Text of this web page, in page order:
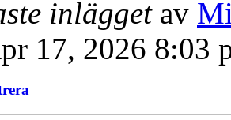
inläggetav
17, 2026 8:03